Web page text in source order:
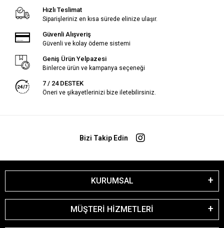
Hızlı Teslimat
Siparişleriniz en kısa sürede elinize ulaşır.
Güvenli Alışveriş
Güvenli ve kolay ödeme sistemi
Geniş Ürün Yelpazesi
Binlerce ürün ve kampanya seçeneği
7 / 24 DESTEK
Öneri ve şikayetlerinizi bize iletebilirsiniz.
Bizi Takip Edin
KURUMSAL
MÜŞTERİ HİZMETLERİ